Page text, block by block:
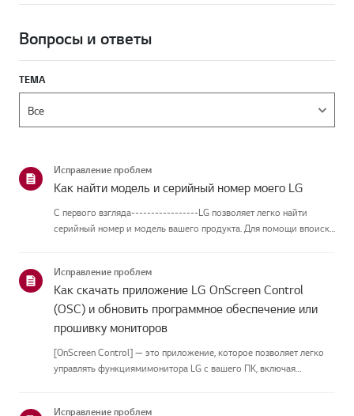
Вопросы и ответы
ТЕМА
Исправление проблем
Как найти модель и серийный номер моего LG
С первого взгляда-----------------LG позволяет легко найти
серийный номер и модель вашего продукта. Для помощи впоиске
руководство создано...
Исправление проблем
Как скачать приложение LG OnScreen Control
(OSC) и обновить программное обеспечение или
прошивку мониторов
[OnScreen Control] — это приложение, которое позволяет легко
управлять функциямимонитора LG с вашего ПК, включая
Исправление проблем